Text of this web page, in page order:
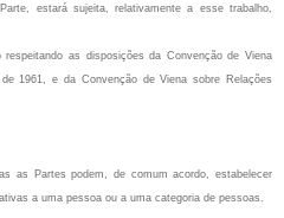
estará sujeita, relativamente a esse trabalho,
as disposições da Convenção de Viena
1961, e da Convenção de Viena sobre Relações
as Partes podem, de comum acordo, estabelecer
a uma pessoa ou a uma categoria de pessoas.